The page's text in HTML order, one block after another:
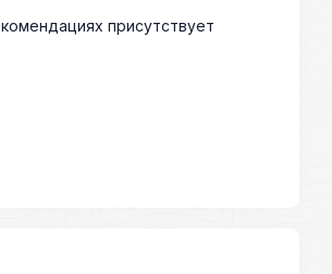
присутствует